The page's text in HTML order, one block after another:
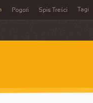
Pogoń Spis Treści Tagi